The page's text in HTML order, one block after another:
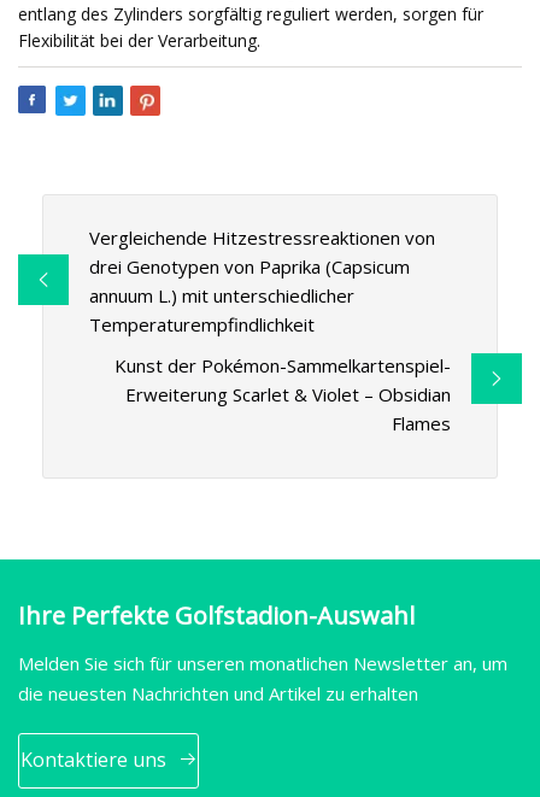
entlang des Zylinders sorgfältig reguliert werden, sorgen für
Flexibilität bei der Verarbeitung.
Vergleichende Hitzestressreaktionen von
drei Genotypen von Paprika (Capsicum
annuum L.) mit unterschiedlicher
Temperaturempfindlichkeit
Kunst der Pokémon-Sammelkartenspiel-
Erweiterung Scarlet & Violet – Obsidian
Flames
Ihre Perfekte Golfstadion-Auswahl
Melden Sie sich für unseren monatlichen Newsletter an, um
die neuesten Nachrichten und Artikel zu erhalten
Kontaktiere uns